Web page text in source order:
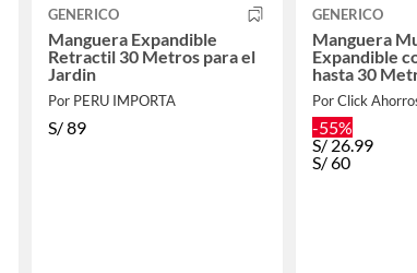
GENERICO
Manguera Expandible
Retractil 30 Metros para el
Jardin
Por PERU IMPORTA
S/89
GENERICO
Manguera
Expandible
hasta 30
Por Click
-55%
S/26.99
S/60